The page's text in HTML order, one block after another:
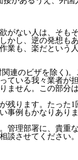
がない人は、そも
かし、逆の発想も
業も、楽だという人
連のビザを除く)
ている我々業者が
せん。この部分
ります。たった
事例もかなりあり
管理部署に、貴重
談させてください。